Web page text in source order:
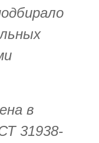
в
31938-